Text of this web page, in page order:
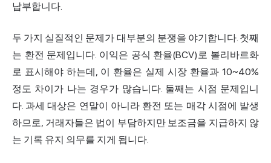
납부합니다.
두 가지 실질적인 문제가 대부분의 분쟁을 야기합니다. 첫째
는 환전 문제입니다. 이익은 공식 환율(BCV)로 볼리바르화
로 표시해야 하는데, 이 환율은 실제 시장 환율과 10~40%
정도 차이가 나는 경우가 많습니다. 둘째는 시점 문제입니
다. 과세 대상은 연말이 아니라 환전 또는 매각 시점에 발생
하므로, 거래자들은 법이 부담하지만 보조금을 지급하지 않
는 기록 유지 의무를 지게 됩니다.